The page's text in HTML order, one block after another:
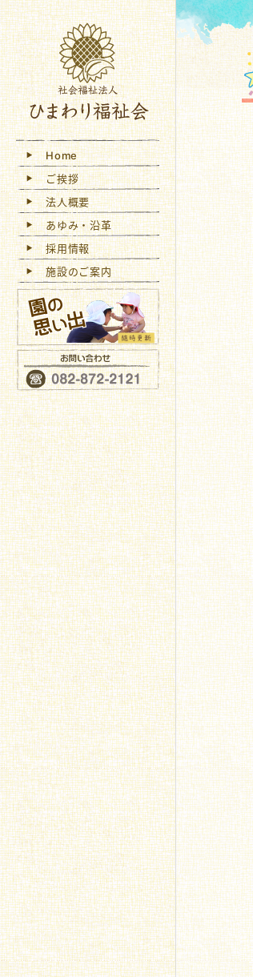
Home
ご挨拶
法人概要
あゆみ・沿革
採用情報
施設のご案内